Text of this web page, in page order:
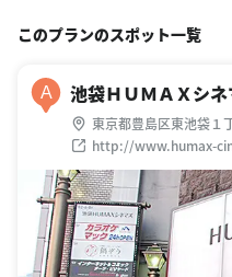
このプランのスポット一覧
A 池袋ＨＵＭＡＸシ
東京都豊島区東池袋１
ン池袋サンシャイン ６0
http://www.humax-